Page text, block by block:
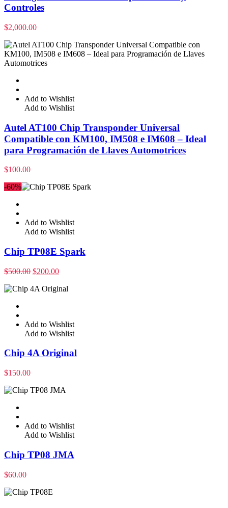
Controles
$2,000.00
Add to Wishlist
Add to Wishlist
Autel AT100 Chip Transponder Universal
Compatible con KM100, IM508 e IM608 – Ideal
para Programación de Llaves Automotrices
$100.00
-60%
Add to Wishlist
Add to Wishlist
Chip TP08E Spark
$500.00 $200.00
Add to Wishlist
Add to Wishlist
Chip 4A Original
$150.00
Add to Wishlist
Add to Wishlist
Chip TP08 JMA
$60.00